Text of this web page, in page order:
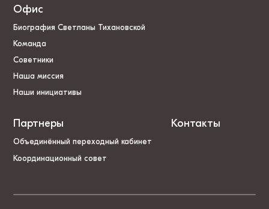
Офис
Биография Светланы Тихановской
Команда
Советники
Наша миссия
Наши инициативы
Партнеры
Объединённый переходный кабинет
Координационный совет
Контакты